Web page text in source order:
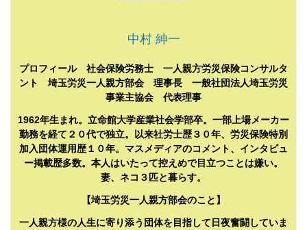
中村 紳一
プロフィール 社会保険労務士 一人親方労災保険コンサルタ
ント 埼玉労災一人親方部会 理事長 一般社団法人埼玉労災
事業主協会 代表理事
1962年生まれ。立命館大学産業社会学部卒。一部上場メーカー
勤務を経て２０代で独立。以来社労士歴３０年、労災保険特別
加入団体運用歴１０年。マスメディアのコメント、インタビュ
ー掲載歴多数。本人はいたって控えめで目立つことは嫌い。
妻、ネコ３匹と暮らす。
【埼玉労災一人親方部会のこと】
一人親方様の人生に寄り添う団体を目指して日夜奮闘していま